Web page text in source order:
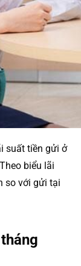
suất tiền gửi ở
biểu lãi
so với gửi tại